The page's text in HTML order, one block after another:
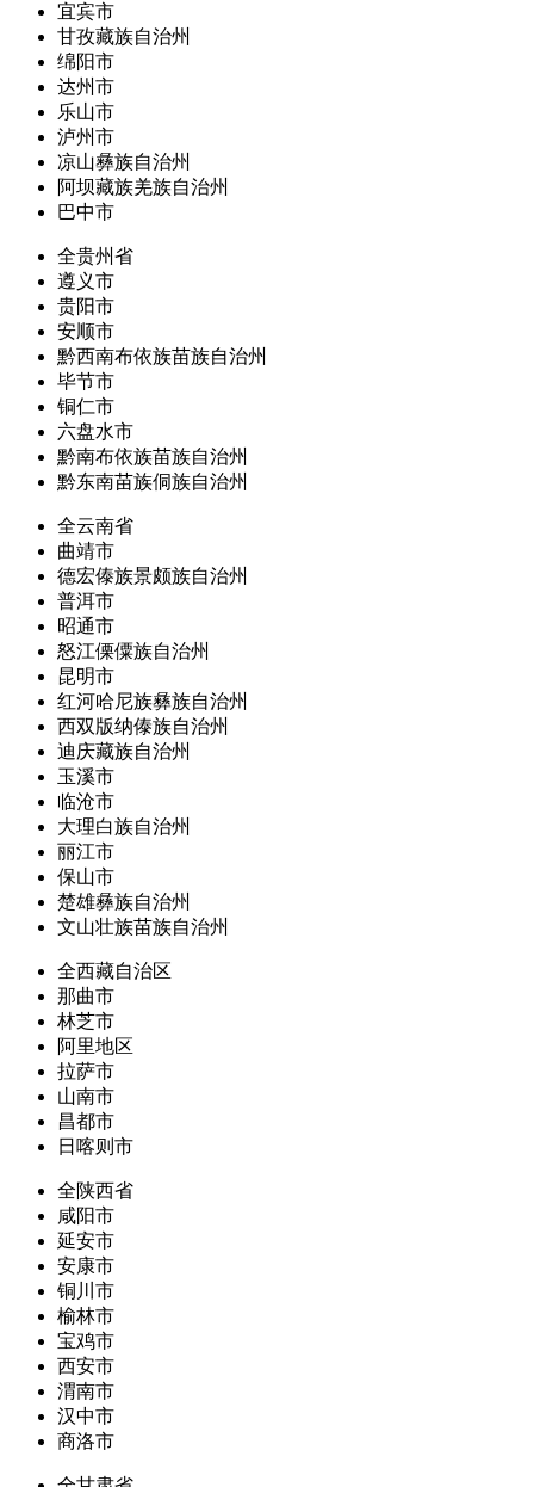
宜宾市
甘孜藏族自治州
绵阳市
达州市
乐山市
泸州市
凉山彝族自治州
阿坝藏族羌族自治州
巴中市
全贵州省
遵义市
贵阳市
安顺市
黔西南布依族苗族自治州
毕节市
铜仁市
六盘水市
黔南布依族苗族自治州
黔东南苗族侗族自治州
全云南省
曲靖市
德宏傣族景颇族自治州
普洱市
昭通市
怒江傈僳族自治州
昆明市
红河哈尼族彝族自治州
西双版纳傣族自治州
迪庆藏族自治州
玉溪市
临沧市
大理白族自治州
丽江市
保山市
楚雄彝族自治州
文山壮族苗族自治州
全西藏自治区
那曲市
林芝市
阿里地区
拉萨市
山南市
昌都市
日喀则市
全陕西省
咸阳市
延安市
安康市
铜川市
榆林市
宝鸡市
西安市
渭南市
汉中市
商洛市